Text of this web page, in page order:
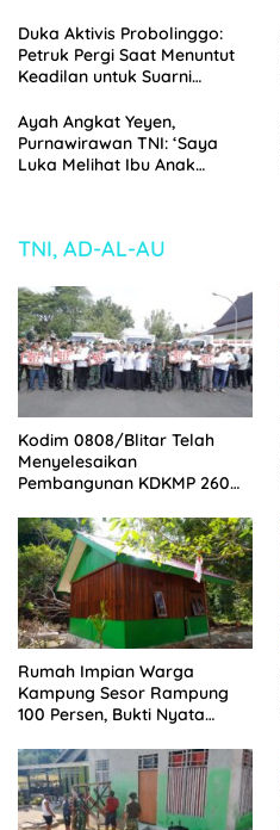
Probolinggo Segera Gelar
Perkara
Duka Aktivis Probolinggo:
Petruk Pergi Saat Menuntut
Keadilan untuk Suarni
Ayah Angkat Yeyen,
Purnawirawan TNI: ‘Saya
Luka Melihat Ibu Anak
TNI, AD-AL-AU
Kodim 0808/Blitar Telah
Menyelesaikan
Pembangunan KDKMP 260
Menjadi Tercepat Seluruh
Indonesia
Rumah Impian Warga
Kampung Sesor Rampung
100 Persen, Bukti Nyata
1807/Sorsel